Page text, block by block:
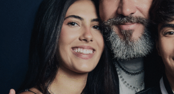
brilhando”, afirma Lannik.
E não para por aí…
A cada semana, ‘Desafios Extreaming’
energia e performance da FURIA. Por
desvendar os impostores em uma